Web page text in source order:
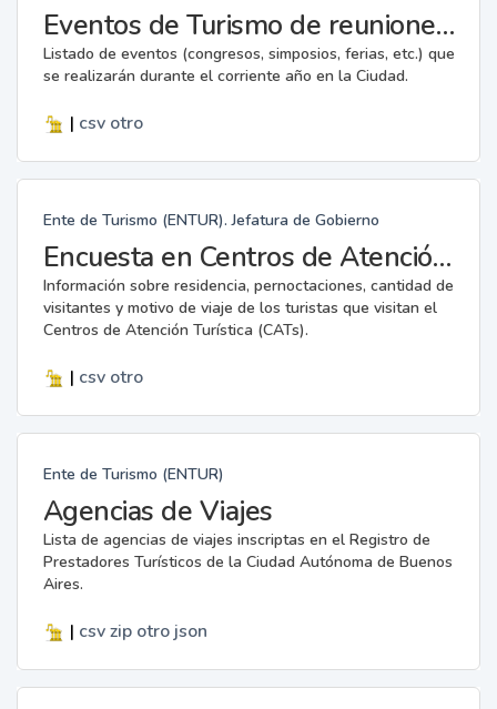
Eventos de Turismo de reuniones y Eventos deportivos internacionales
Listado de eventos (congresos, simposios, ferias, etc.) que
se realizarán durante el corriente año en la Ciudad.
| csv otro
Ente de Turismo (ENTUR). Jefatura de Gobierno
Encuesta en Centros de Atención Turística (CAT)
Información sobre residencia, pernoctaciones, cantidad de
visitantes y motivo de viaje de los turistas que visitan el
Centros de Atención Turística (CATs).
| csv otro
Ente de Turismo (ENTUR)
Agencias de Viajes
Lista de agencias de viajes inscriptas en el Registro de
Prestadores Turísticos de la Ciudad Autónoma de Buenos
Aires.
| csv zip otro json